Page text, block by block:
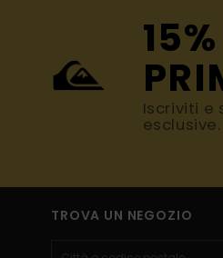
Iscriviti e
esclusive.
TROVA UN NEGOZIO